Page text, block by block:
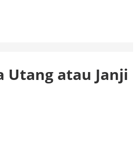
Utang atau Janji